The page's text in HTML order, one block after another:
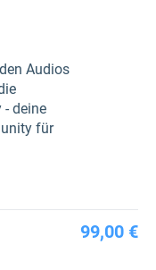
Audios
- deine
für
99,00 €